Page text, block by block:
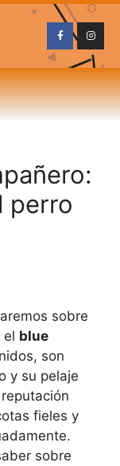
perro
sobre
el blue
son
y su pelaje
fieles y
sobre